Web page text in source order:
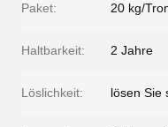
Paket: 20 kg/
Haltbarkeit: 2 Jahre
Löslichkeit: lösen Sie